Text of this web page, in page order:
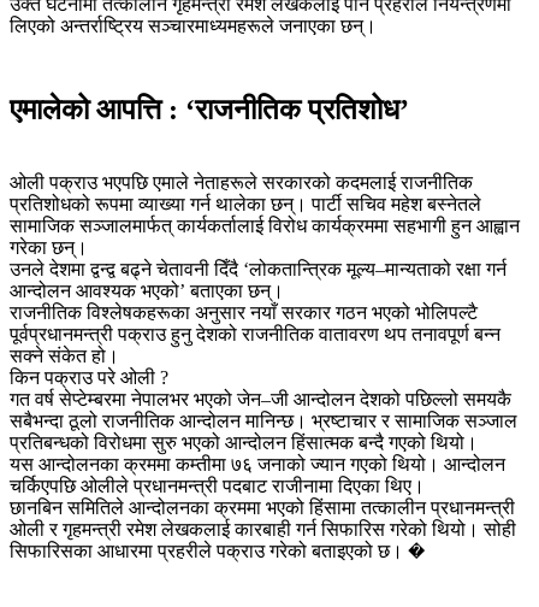
उक्त घटनामा तत्कालीन गृहमन्त्री रमेश लेखकलाई पनि प्रहरीले नियन्त्रणमा
लिएको अन्तर्राष्ट्रिय सञ्चारमाध्यमहरूले जनाएका छन्।
एमालेको आपत्ति : ‘राजनीतिक प्रतिशोध’
ओली पक्राउ भएपछि एमाले नेताहरूले सरकारको कदमलाई राजनीतिक
प्रतिशोधको रूपमा व्याख्या गर्न थालेका छन्। पार्टी सचिव महेश बस्नेतले
सामाजिक सञ्जालमार्फत् कार्यकर्तालाई विरोध कार्यक्रममा सहभागी हुन आह्वान
गरेका छन्।
उनले देशमा द्वन्द्व बढ्ने चेतावनी दिँदै ‘लोकतान्त्रिक मूल्य–मान्यताको रक्षा गर्न
आन्दोलन आवश्यक भएको’ बताएका छन्।
राजनीतिक विश्लेषकहरूका अनुसार नयाँ सरकार गठन भएको भोलिपल्टै
पूर्वप्रधानमन्त्री पक्राउ हुनु देशको राजनीतिक वातावरण थप तनावपूर्ण बन्न
सक्ने संकेत हो।
किन पक्राउ परे ओली ?
गत वर्ष सेप्टेम्बरमा नेपालभर भएको जेन–जी आन्दोलन देशको पछिल्लो समयकै
सबैभन्दा ठूलो राजनीतिक आन्दोलन मानिन्छ। भ्रष्टाचार र सामाजिक सञ्जाल
प्रतिबन्धको विरोधमा सुरु भएको आन्दोलन हिंसात्मक बन्दै गएको थियो।
यस आन्दोलनका क्रममा कम्तीमा ७६ जनाको ज्यान गएको थियो। आन्दोलन
चर्किएपछि ओलीले प्रधानमन्त्री पदबाट राजीनामा दिएका थिए।
छानबिन समितिले आन्दोलनका क्रममा भएको हिंसामा तत्कालीन प्रधानमन्त्री
ओली र गृहमन्त्री रमेश लेखकलाई कारबाही गर्न सिफारिस गरेको थियो। सोही
सिफारिसका आधारमा प्रहरीले पक्राउ गरेको बताइएको छ। �